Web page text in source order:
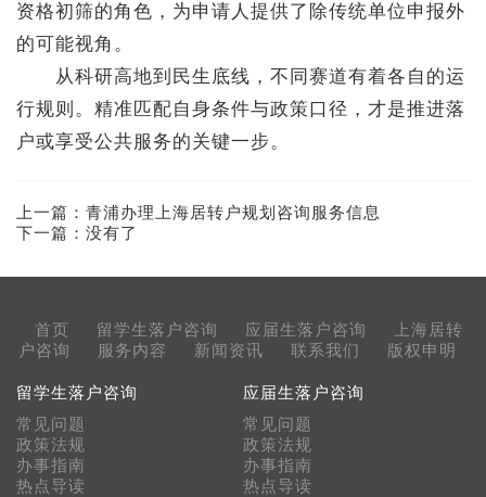
资格初筛的角色，为申请人提供了除传统单位申报外
的可能视角。
从科研高地到民生底线，不同赛道有着各自的运
行规则。精准匹配自身条件与政策口径，才是推进落
户或享受公共服务的关键一步。
上一篇： 青浦办理上海居转户规划咨询服务信息
下一篇：没有了
首页 留学生落户咨询 应届生落户咨询
上海居转
户咨询
服务内容 新闻资讯 联系我们 版权申明
留学生落户咨询
常见问题
政策法规
办事指南
热点导读
应届生落户咨询
常见问题
政策法规
办事指南
热点导读